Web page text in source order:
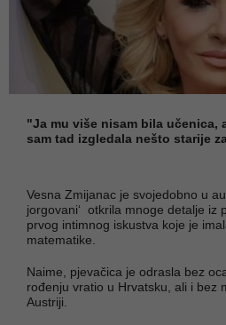
"Ja mu više nisam bila učenica,
sam tad izgledala nešto starije
Vesna Zmijanac je svojedobno u
jorgovani‘ otkrila mnoge detalje iz
prvog intimnog iskustva koje je
matematike.
Naime, pjevačica je odrasla bez
rođenju vratio u Hrvatsku, ali i bez
Austriji.